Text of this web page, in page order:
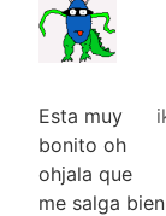
Esta muy
bonito oh
ohjala que
me salga